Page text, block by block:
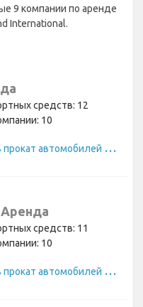
9 компании по аренде
International.
средств: 12
10
П
росмотреть прокат автомобилей Ford
средств: 11
10
П
росмотреть прокат автомобилей Chevrolet